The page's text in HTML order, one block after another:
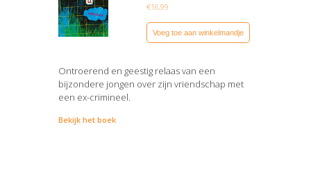
€16,99
Voeg toe aan winkelmandje
Ontroerend en geestig relaas van een
bijzondere jongen over zijn vriendschap met
een ex-crimineel.
Bekijk het boek